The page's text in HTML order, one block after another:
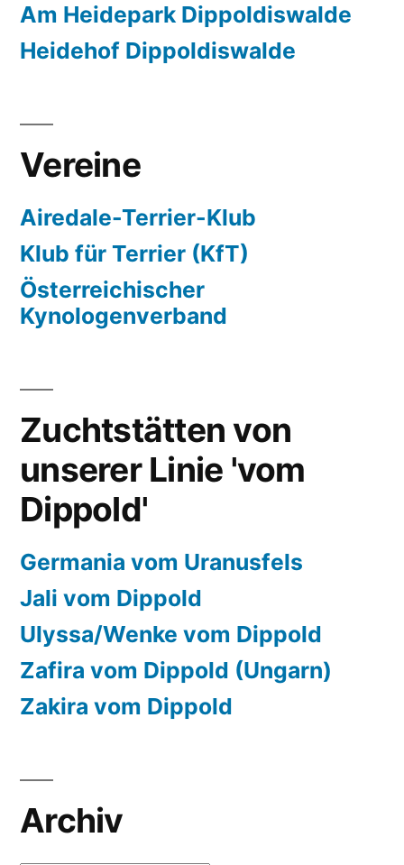
Am Heidepark Dippoldiswalde
Heidehof Dippoldiswalde
Vereine
Airedale-Terrier-Klub
Klub für Terrier (KfT)
Österreichischer
Kynologenverband
Zuchtstätten von
unserer Linie 'vom
Dippold'
Germania vom Uranusfels
Jali vom Dippold
Ulyssa/Wenke vom Dippold
Zafira vom Dippold (Ungarn)
Zakira vom Dippold
Archiv